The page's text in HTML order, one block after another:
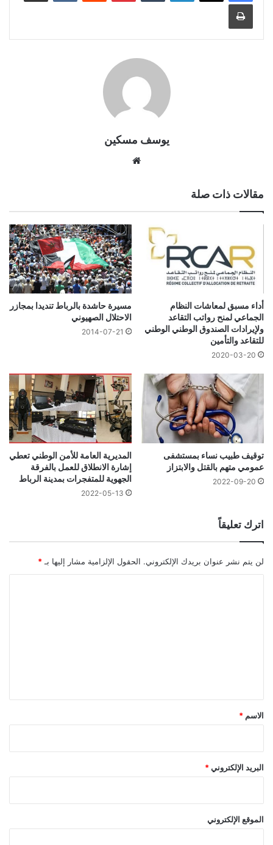
طباعة
يوسف مسكين
مقالات ذات صلة
أداء مسبق لمعاشات النظام
الجماعي لمنح رواتب التقاعد
ولإيرادات الصندوق الوطني الوطني
للتقاعد والتأمين
2020-03-20
مسيرة حاشدة بالرباط تنديدا بمجازر
الاحتلال الصهيوني
2014-07-21
توقيف طبيب نساء بمستشفى
عمومي متهم بالقتل والابتزاز
2022-09-20
المديرية العامة للأمن الوطني تعطي
إشارة الانطلاق للعمل بالفرقة
الجهوية للمتفجرات بمدينة الرباط
2022-05-13
اترك تعليقاً
لن يتم نشر عنوان بريدك الإلكتروني. الحقول الإلزامية مشار إليها بـ *
*
الاسم *
البريد الإلكتروني *
الموقع الإلكتروني